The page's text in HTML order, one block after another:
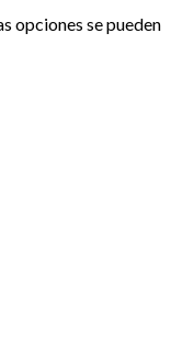
opciones se pueden